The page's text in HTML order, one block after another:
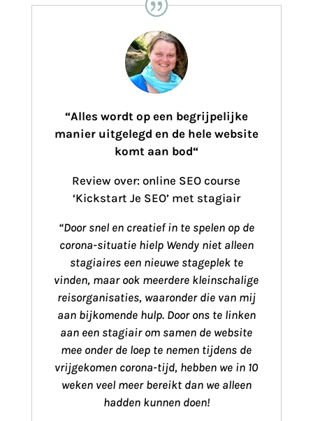
“Alles wordt op een begrijpelijke
manier uitgelegd en de hele website
komt aan bod“
Review over: online SEO course
‘Kickstart Je SEO’ met stagiair
“Door snel en creatief in te spelen op de
corona-situatie hielp Wendy niet alleen
stagiaires een nieuwe stageplek te
vinden, maar ook meerdere kleinschalige
reisorganisaties, waaronder die van mij
aan bijkomende hulp. Door ons te linken
aan een stagiair om samen de website
mee onder de loep te nemen tijdens de
vrijgekomen corona-tijd, hebben we in 10
weken veel meer bereikt dan we alleen
hadden kunnen doen!